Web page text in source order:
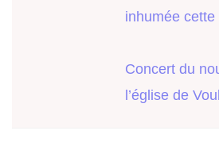
inhumée cette
Concert du
l’église de